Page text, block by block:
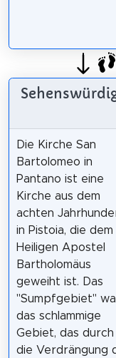
Die Kirche San
Bartolomeo in
Pantano ist eine
Kirche aus dem
achten
in Pistoia, die dem
Heiligen Apostel
Bartholomäus
geweiht ist. Das
"Sumpfgebiet"
das schlammige
Gebiet, das durch
die Verdrängung